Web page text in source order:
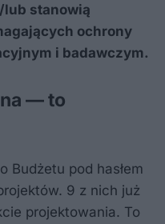
stanowią
ochrony
i badawczym.
— to
Budżetu pod hasłem
9 z nich już
projektowania. To